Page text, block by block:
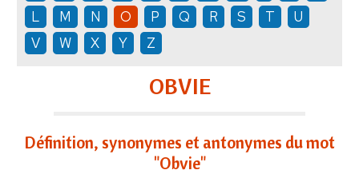
L
M N O P Q R S T
U
V
W X Y Z
OBVIE
Définition, synonymes et antonymes du mot
"Obvie"